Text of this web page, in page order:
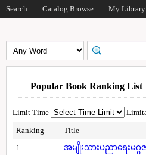
Search Catalog Browse My Library
Popular Book Ranking List
Limit Time
Ranking
Title
1
အမျိုးသားပညာရေးမဂ္